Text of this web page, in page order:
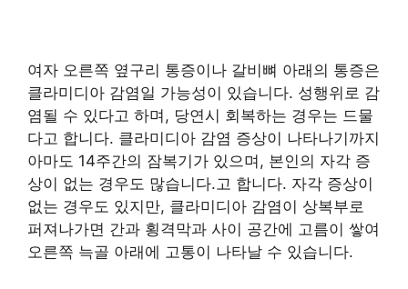
여자 오른쪽 옆구리 통증이나 갈비뼈 아래의 통증은
클라미디아 감염일 가능성이 있습니다. 성행위로 감
염될 수 있다고 하며, 당연시 회복하는 경우는 드물
다고 합니다. 클라미디아 감염 증상이 나타나기까지
아마도 14주간의 잠복기가 있으며, 본인의 자각 증
상이 없는 경우도 많습니다.고 합니다. 자각 증상이
없는 경우도 있지만, 클라미디아 감염이 상복부로
퍼져나가면 간과 횡격막과 사이 공간에 고름이 쌓여
오른쪽 늑골 아래에 고통이 나타날 수 있습니다.